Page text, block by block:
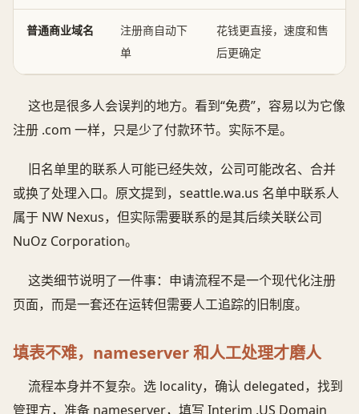
普通商业域名
注册商自动下
单
花钱更直接，速度和售
后更确定
这也是很多人会误判的地方。看到“免费”，容易以为它像
注册 .com 一样，只是少了付款环节。实际不是。
旧名单里的联系人可能已经失效，公司可能改名、合并
或换了处理入口。原文提到，seattle.wa.us 名单中联系人
属于 NW Nexus，但实际需要联系的是其后续关联公司
NuOz Corporation。
这类细节说明了一件事：申请流程不是一个现代化注册
页面，而是一套还在运转但需要人工追踪的旧制度。
填表不难，nameserver 和人工处理才磨人
流程本身并不复杂。选 locality，确认 delegated，找到
管理方，准备 nameserver，填写 Interim .US Domain